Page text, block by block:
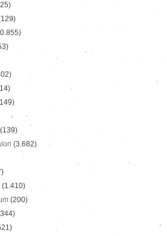
(139)
(3.682)
(1.410)
(200)